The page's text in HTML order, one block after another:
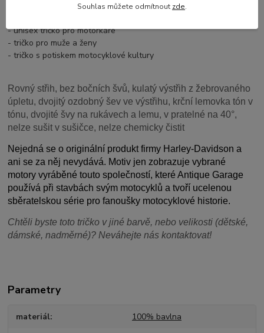
- retro tričko s motorem
- unisex tričko pro motorkáře
- tričko pro muže a ženy
- tričko s potiskem motocyklové kultury
Rovný střih, bez bočních švů, kulatý výstřih z žebrovaného
úpletu, dvojitý ozdobný šev ve výstřihu, krční lemovka tón v
tónu, dvojité švy na rukávech a lemu, v pratelné na 40°,
nelze sušit v sušičce, nelze chemicky čistit
Nejedná se o originální produkt firmy Harley-Davidson a
ani se za něj nevydává. Motiv jen zobrazuje vybrané
motory vyráběné touto společností, které Antique Garage
používá při stavbách svým motocyklů a tvoří ucelenou
sběratelskou série pro fanoušky motocyklové historie.
Chtěli byste toto tričko v jiné barvě, nebo velikosti (dětské,
dámské, nadměrné)? Neváhejte nás kontaktovat!
Parametry
materiál 100% bavlna
Souhlas můžete odmítnout zde.